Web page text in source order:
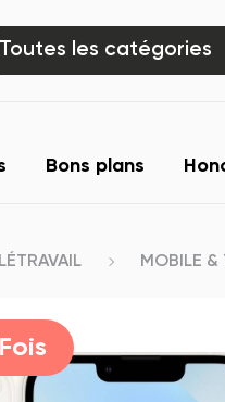
Toutes les catégories
Bons plans
MOBILE &